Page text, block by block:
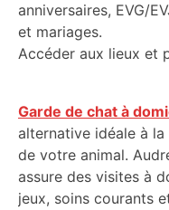
anniversaires, EVG/
et mariages.
Accéder aux lieux et
Garde de chat à
alternative idéale à
de votre animal.
assure des visites à
jeux, soins courants